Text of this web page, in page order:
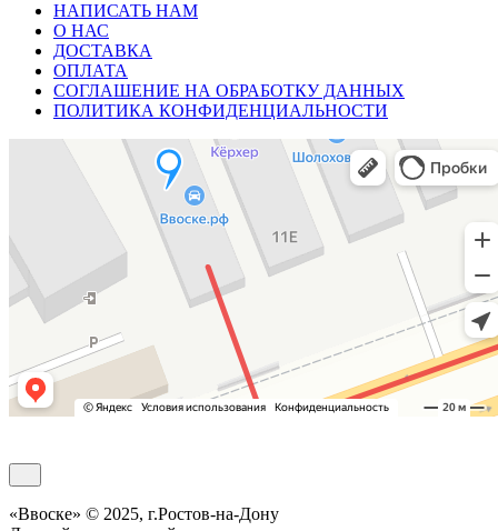
НАПИСАТЬ НАМ
О НАС
ДОСТАВКА
ОПЛАТА
СОГЛАШЕНИЕ НА ОБРАБОТКУ ДАННЫХ
ПОЛИТИКА КОНФИДЕНЦИАЛЬНОСТИ
«Ввоске» © 2025, г.Ростов-на-Дону